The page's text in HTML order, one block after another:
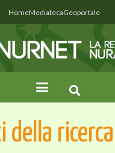
HomeMediatecaGeoportale
della ricerca